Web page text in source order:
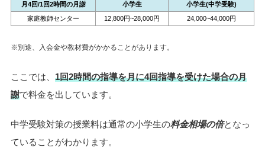
月4回/1回2時間の月謝 小学生
小学生(中学受験)
家庭教師センター
12,800円~28,000円 24,000~44,000円
※別途、入会金や教材費がかかることがあります。
ここでは、 1回2時間の指導を月に4回指導を受けた場合の月
謝で料金を出しています。
中学受験対策の授業料は通常の小学生の料金相場の倍となっ
ていることがわかります。